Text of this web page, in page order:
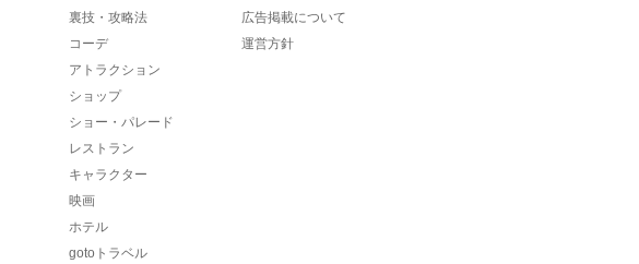
裏技・攻略法
コーデ
アトラクション
ショップ
ショー・パレード
レストラン
キャラクター
映画
ホテル
gotoトラベル
広告掲載について
運営方針